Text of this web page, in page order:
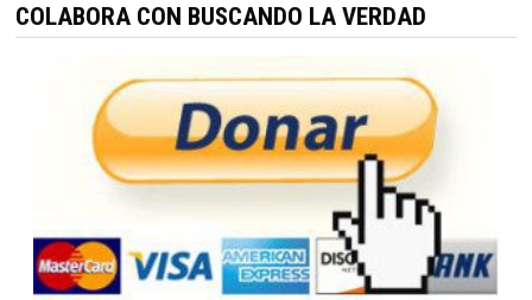
COLABORA CON BUSCANDO LA VERDAD